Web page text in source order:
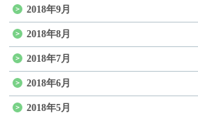
2018年9月
2018年8月
2018年7月
2018年6月
2018年5月